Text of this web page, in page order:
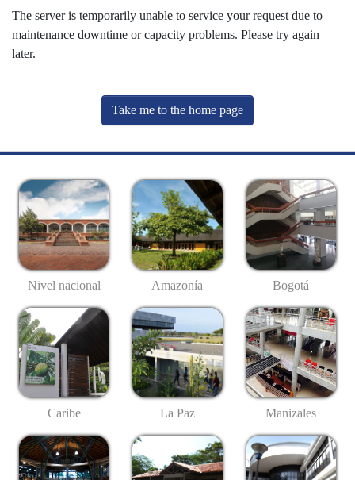
The server is temporarily unable to service your request due to
maintenance downtime or capacity problems. Please try again
later.
Take me to the home page
Nivel nacional Amazonía Bogotá
Caribe La Paz Manizales